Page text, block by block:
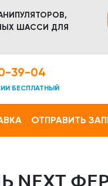
ШАССИ ДЛЯ
39-04
БЕСПЛАТНЫЙ
ОТПРАВИТЬ
NEXT